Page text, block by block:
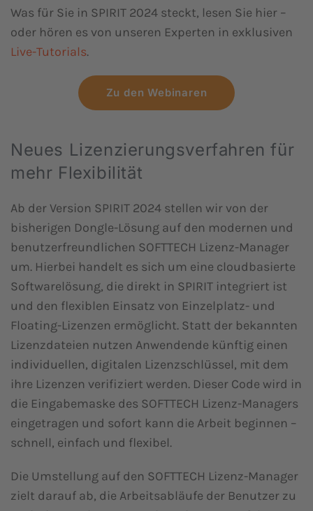
Was für Sie in SPIRIT 2024 steckt, lesen Sie hier –
oder hören es von unseren Experten in exklusiven
Live-Tutorials.
Zu den Webinaren
Neues Lizenzierungsverfahren für
mehr Flexibilität
Ab der Version SPIRIT 2024 stellen wir von der
bisherigen Dongle-Lösung auf den modernen und
benutzerfreundlichen SOFTTECH Lizenz-Manager
um. Hierbei handelt es sich um eine cloudbasierte
Softwarelösung, die direkt in SPIRIT integriert ist
und den flexiblen Einsatz von Einzelplatz- und
Floating-Lizenzen ermöglicht. Statt der bekannten
Lizenzdateien nutzen Anwendende künftig einen
individuellen, digitalen Lizenzschlüssel, mit dem
ihre Lizenzen verifiziert werden. Dieser Code wird in
die Eingabemaske des SOFTTECH Lizenz-Managers
eingetragen und sofort kann die Arbeit beginnen –
schnell, einfach und flexibel.
Die Umstellung auf den SOFTTECH Lizenz-Manager
zielt darauf ab, die Arbeitsabläufe der Benutzer zu